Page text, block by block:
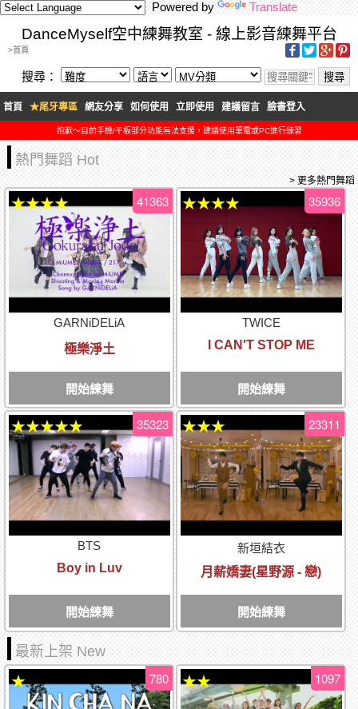
Powered by Translate
DanceMyself空中練舞教室 - 線上影音練舞平台
>首頁
搜尋：
首頁 ★尾牙專區 網友分享 如何使用 立即使用 建議留言 臉書登入
抱歉～目前手機/平板部分功能無法支援，建議使用筆電或PC進行練習
熱門舞蹈 Hot
> 更多熱門舞蹈
GARNiDELiA
極樂淨土
開始練舞
41363
★★★★
TWICE
I CAN'T STOP ME
開始練舞
35936
★★★★
BTS
Boy in Luv
開始練舞
35323
★★★★★
新垣結衣
月薪嬌妻(星野源 - 戀)
開始練舞
23311
★★★
最新上架 New
780
★ 1097
★★